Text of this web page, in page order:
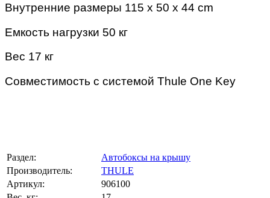
Внутренние размеры 115 x 50 x 44 cm
Емкость нагрузки 50 кг
Вес 17 кг
Совместимость с системой Thule One Key
Раздел:
Автобоксы на крышу
Производитель:
THULE
Артикул:
906100